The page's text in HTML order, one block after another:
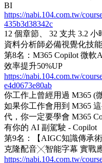
BI
https://nabi.104.com.tw/
435b3d38342c
12 個章節、 32 支共 3.2
資料分析師必備視覺化技能
第8名：M365 Copilot 微
效率提升50%UP
https://nabi.104.com.tw/
e4d0673e80ab
你工作上曾經用過 M365 (
如果你工作會用到 M365
代，你一定要學會 M365
有你的 AI 副駕駛 - Copilot
第9名：【AIGC知識傳承
克隆配音╳智能字幕 實戰
https://nabi.104.com.tw/